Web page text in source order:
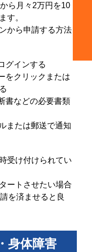
ら月々2万円を10
す。
から申請する方法
グインする
をクリックまたは
書などの必要書類
または郵送で通知
受け付けられてい
ートさせたい場合
を済ませると良
身体障害